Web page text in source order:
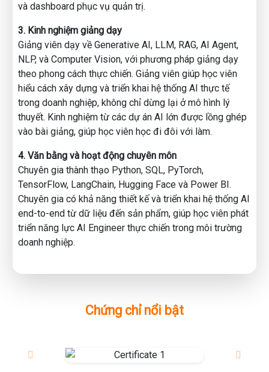
và dashboard phục vụ quản trị.
3. Kinh nghiệm giảng dạy
Giảng viên dạy về Generative AI, LLM, RAG, AI Agent,
NLP, và Computer Vision, với phương pháp giảng dạy
theo phong cách thực chiến. Giảng viên giúp học viên
hiểu cách xây dựng và triển khai hệ thống AI thực tế
trong doanh nghiệp, không chỉ dừng lại ở mô hình lý
thuyết. Kinh nghiệm từ các dự án AI lớn được lồng ghép
vào bài giảng, giúp học viên học đi đôi với làm.
4. Văn bằng và hoạt động chuyên môn
Chuyên gia thành thạo Python, SQL, PyTorch,
TensorFlow, LangChain, Hugging Face và Power BI.
Chuyên gia có khả năng thiết kế và triển khai hệ thống AI
end-to-end từ dữ liệu đến sản phẩm, giúp học viên phát
triển năng lực AI Engineer thực chiến trong môi trường
doanh nghiệp.
Chứng chỉ nổi bật